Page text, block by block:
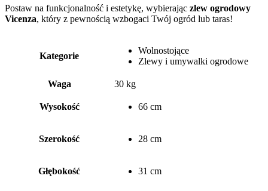
Postaw na funkcjonalność i estetykę, wybierając zlew ogrodowy
Vicenza, który z pewnością wzbogaci Twój ogród lub taras!
Kategorie
Wolnostojące
Zlewy i umywalki ogrodowe
Waga 30 kg
Wysokość 66 cm
Szerokość 28 cm
Głębokość 31 cm